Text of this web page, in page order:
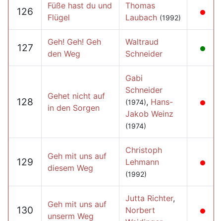
126
Füße hast du und
Flügel
Thomas
Laubach (1992)
127
Geh! Geh! Geh
den Weg
Waltraud
Schneider
128
Gehet nicht auf
in den Sorgen
Gabi
Schneider
(1974), Hans-
Jakob Weinz
(1974)
129
Geh mit uns auf
diesem Weg
Christoph
Lehmann
(1992)
130
Geh mit uns auf
unserm Weg
Jutta Richter,
Norbert